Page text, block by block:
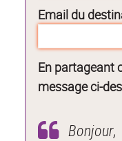
Email du
En partageant
message ci-
Bonjour,